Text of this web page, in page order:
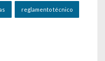
reglamento técnico